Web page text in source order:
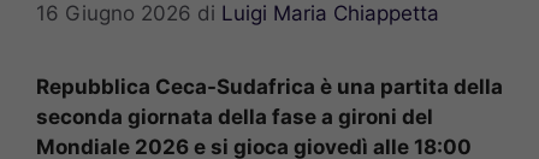
16 Giugno 2026 di Luigi Maria Chiappetta
Repubblica Ceca-Sudafrica è una partita della
seconda giornata della fase a gironi del
Mondiale 2026 e si gioca giovedì alle 18:00